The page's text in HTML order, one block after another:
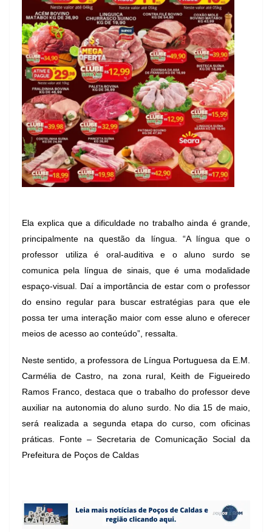
Ela explica que a dificuldade no trabalho ainda é grande,
principalmente na questão da língua. “A língua que o
professor utiliza é oral-auditiva e o aluno surdo se
comunica pela língua de sinais, que é uma modalidade
espaço-visual. Daí a importância de estar com o professor
do ensino regular para buscar estratégias para que ele
possa ter uma interação maior com esse aluno e oferecer
meios de acesso ao conteúdo”, ressalta.
Neste sentido, a professora de Língua Portuguesa da E.M.
Carmélia de Castro, na zona rural, Keith de Figueiredo
Ramos Franco, destaca que o trabalho do professor deve
auxiliar na autonomia do aluno surdo. No dia 15 de maio,
será realizada a segunda etapa do curso, com oficinas
práticas. Fonte – Secretaria de Comunicação Social da
Prefeitura de Poços de Caldas